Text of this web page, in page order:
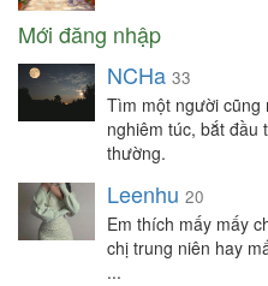
Mới đăng nhập
NCHa 33
Tìm một người cũng
nghiêm túc, bắt đầu
thường.
Leenhu 20
Em thích mấy mấy
chị trung niên hay
...